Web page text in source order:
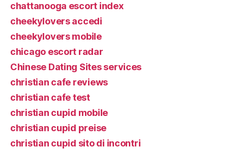
chattanooga escort index
cheekylovers accedi
cheekylovers mobile
chicago escort radar
Chinese Dating Sites services
christian cafe reviews
christian cafe test
christian cupid mobile
christian cupid preise
christian cupid sito di incontri